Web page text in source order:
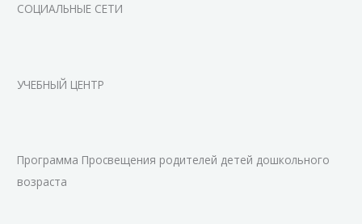
СОЦИАЛЬНЫЕ СЕТИ
УЧЕБНЫЙ ЦЕНТР
Программа Просвещения родителей детей дошкольного
возраста